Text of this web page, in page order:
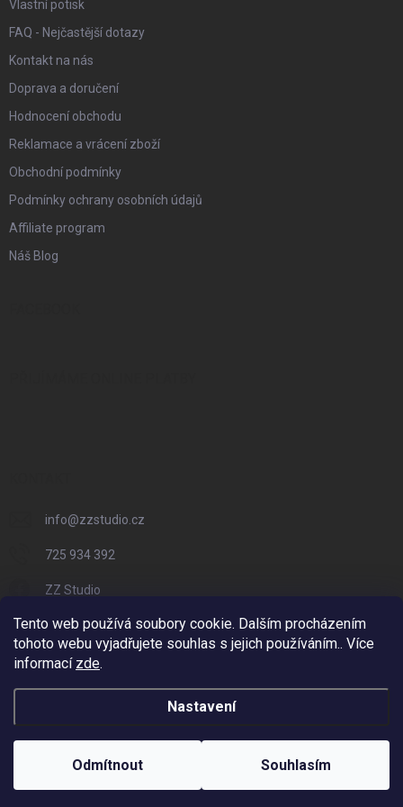
Tento web používá soubory cookie. Dalším procházením
tohoto webu vyjadřujete souhlas s jejich používáním.. Více
informací zde.
Nastavení
Odmítnout Souhlasím
Vlastní potisk
FAQ - Nejčastější dotazy
Kontakt na nás
Doprava a doručení
Hodnocení obchodu
Reklamace a vrácení zboží
Obchodní podmínky
Podmínky ochrany osobních údajů
Affiliate program
Náš Blog
info@zzstudio.cz
725 934 392
ZZ Studio
zzstudio_cz
Vytvořil Shoptet
ZZ Eshop - Svět potisku. Všechna práva vyhrazena.
Odstoupit od smlouvy